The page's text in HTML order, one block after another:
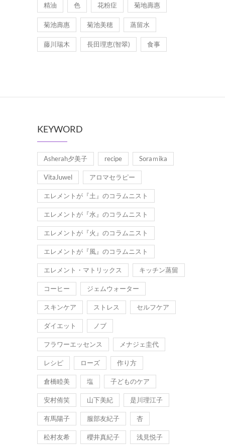
精油 色 花粉症 菊地壽惠
菊池壽惠 菊池美穂 蒸留水
藤川瑞木 長田理恵(智翠) 食事
KEYWORD
Asherah夕美子 recipe Soraｍika
VitaJuwel アロマセラピー
エレメントが『土』のコラムニスト
エレメントが『水』のコラムニスト
エレメントが『火』のコラムニスト
エレメントが『風』のコラムニスト
エレメント・マトリックス キッチン蒸留
コーヒー ジェムウォーター
スキンケア ストレス セルフケア
ダイエット ノブ
フラワーエッセンス メナジェ圭代
レシピ ローズ 作り方
倉橋睦美 塩 子どものケア
安村侑笑 山下美紀 是川理江子
有馬陽子 服部友紀子 杏
松村友希 櫻井真紀子 浅見悦子